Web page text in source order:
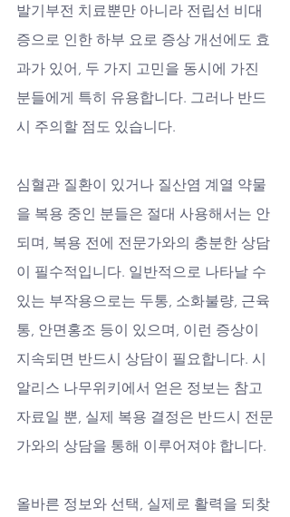
발기부전 치료뿐만 아니라 전립선 비대
증으로 인한 하부 요로 증상 개선에도 효
과가 있어, 두 가지 고민을 동시에 가진
분들에게 특히 유용합니다. 그러나 반드
시 주의할 점도 있습니다.
심혈관 질환이 있거나 질산염 계열 약물
을 복용 중인 분들은 절대 사용해서는 안
되며, 복용 전에 전문가와의 충분한 상담
이 필수적입니다. 일반적으로 나타날 수
있는 부작용으로는 두통, 소화불량, 근육
통, 안면홍조 등이 있으며, 이런 증상이
지속되면 반드시 상담이 필요합니다. 시
알리스 나무위키에서 얻은 정보는 참고
자료일 뿐, 실제 복용 결정은 반드시 전문
가와의 상담을 통해 이루어져야 합니다.
올바른 정보와 선택, 실제로 활력을 되찾